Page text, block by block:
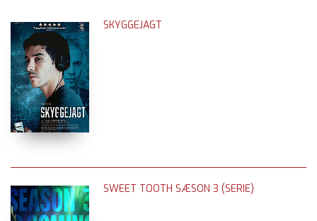
SKYGGEJAGT
SWEET TOOTH SÆSON 3 (SERIE)